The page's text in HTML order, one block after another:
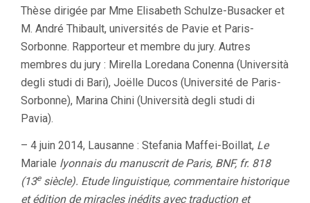
Thèse dirigée par Mme Elisabeth Schulze-Busacker et
M. André Thibault, universités de Pavie et Paris-
Sorbonne. Rapporteur et membre du jury. Autres
membres du jury : Mirella Loredana Conenna (Università
degli studi di Bari), Joëlle Ducos (Université de Paris-
Sorbonne), Marina Chini (Università degli studi di
Pavia).
– 4 juin 2014, Lausanne : Stefania Maffei-Boillat, Le
Mariale lyonnais du manuscrit de Paris, BNF, fr. 818
(13esiècle). Etude linguistique, commentaire historique
et édition de miracles inédits avec traduction et